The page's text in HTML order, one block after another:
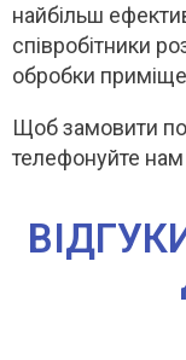
найбільш
співробітники
обробки
Щоб замовити
телефонуйте